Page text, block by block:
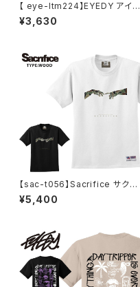
【 eye-ltm224】EYEDY アイデ
ィー 大きいサイズ メンズ ロング
Tシャツ STAY GOLD ロンT
HITE BLACK
¥3,630
【sac-t056】Sacrifice サクリ
ファイス TYPE WOOD 大きい
サイズ メンズ Tシャツ 半袖 Tシ
¥5,400